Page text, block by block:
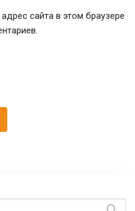
сайта в этом браузере